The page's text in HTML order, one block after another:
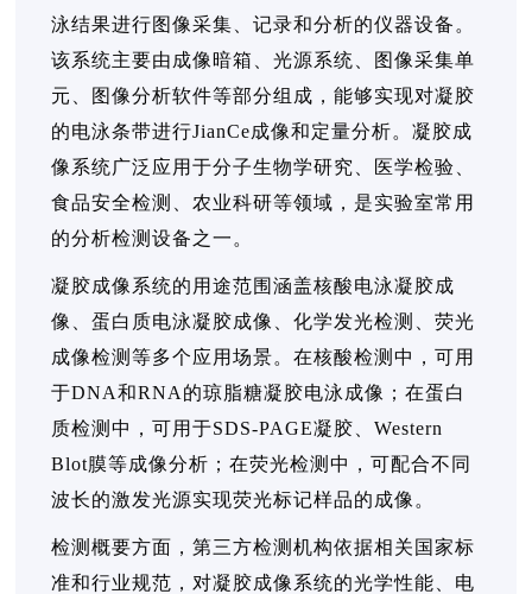
泳结果进行图像采集、记录和分析的仪器设备。
该系统主要由成像暗箱、光源系统、图像采集单
元、图像分析软件等部分组成，能够实现对凝胶
的电泳条带进行JianCe成像和定量分析。凝胶成
像系统广泛应用于分子生物学研究、医学检验、
食品安全检测、农业科研等领域，是实验室常用
的分析检测设备之一。
凝胶成像系统的用途范围涵盖核酸电泳凝胶成
像、蛋白质电泳凝胶成像、化学发光检测、荧光
成像检测等多个应用场景。在核酸检测中，可用
于DNA和RNA的琼脂糖凝胶电泳成像；在蛋白
质检测中，可用于SDS-PAGE凝胶、Western
Blot膜等成像分析；在荧光检测中，可配合不同
波长的激发光源实现荧光标记样品的成像。
检测概要方面，第三方检测机构依据相关国家标
准和行业规范，对凝胶成像系统的光学性能、电